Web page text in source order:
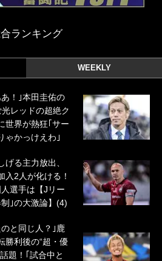
ランキング
WEEKLY
あ！｣本田圭佑の
レッドの超絶ク
世界が熱狂｢サー
ゃかっけえわ｣
る主力放出、
入2人が化ける！
選手は【Jリー
｣の大激論】(4)
のと同じ人？｣鹿
勝利後の“超・優
題！｢試合中と